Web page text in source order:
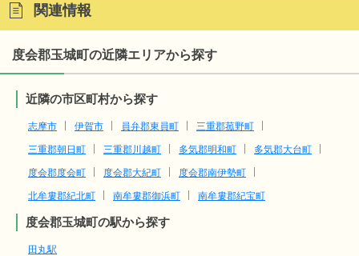
関連情報
度会郡玉城町の近隣エリアから探す
近隣の市区町村から探す
志摩市 伊賀市 員弁郡東員町
三重郡菰野町
三重郡朝日町
三重郡川越町 多気郡明和町
多気郡大台町
度会郡度会町
度会郡大紀町
度会郡南伊勢町
北牟婁郡紀北町
南牟婁郡御浜町 南牟婁郡紀宝町
度会郡玉城町の駅から探す
田丸駅